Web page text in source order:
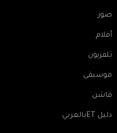
صور
أفلام
تلفزيون
موسيقى
فاشن
دليل ETبالعربي